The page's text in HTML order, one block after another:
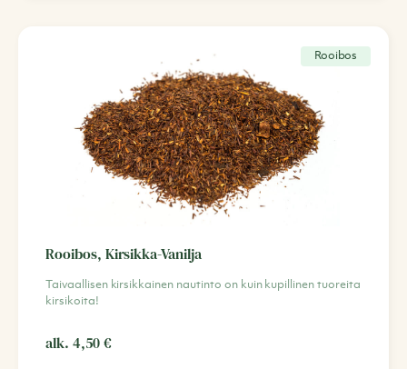
Rooibos
Rooibos, Kirsikka-Vanilja
Taivaallisen kirsikkainen nautinto on kuin kupillinen tuoreita
kirsikoita!
alk. 4,50€